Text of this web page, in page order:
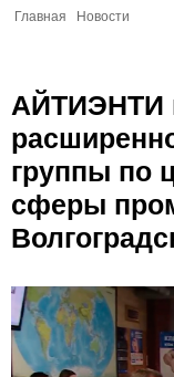
Главная Новости
АЙТИЭНТИ
группы по
сферы